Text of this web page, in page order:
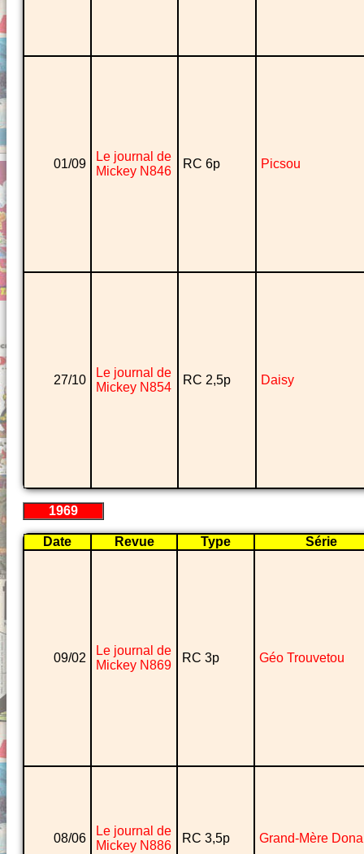
01/09
Le journal de
Mickey N846
RC 6p Picsou
27/10
Le journal de
Mickey N854
RC 2,5p Daisy
1969
Date Revue Type Série
09/02
Le journal de
Mickey N869
RC 3p Géo Trouvetou
08/06
Le journal de
Mickey N886
RC 3,5p Grand-Mère